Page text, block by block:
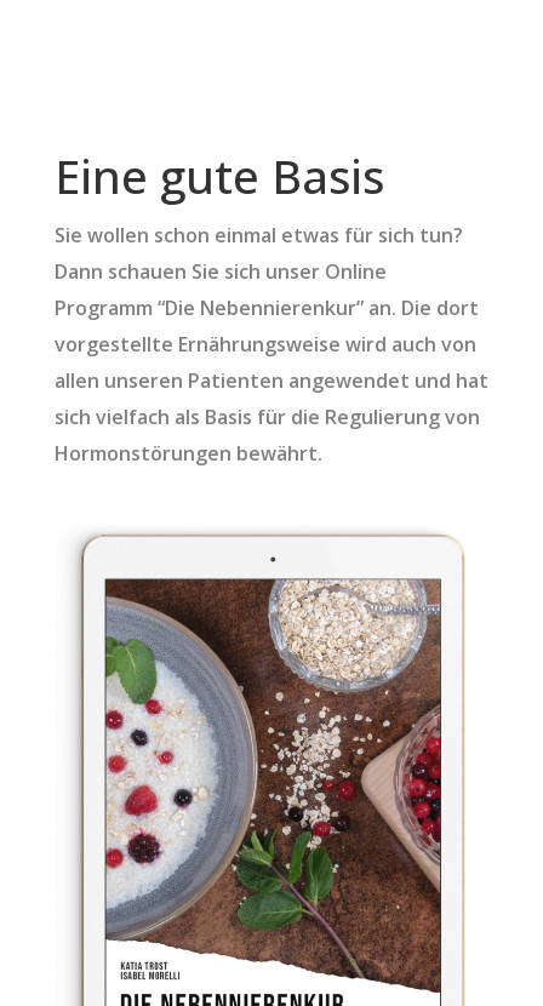
Eine gute Basis
Sie wollen schon einmal etwas für sich tun?
Dann schauen Sie sich unser Online
Programm “Die Nebennierenkur” an. Die dort
vorgestellte Ernährungsweise wird auch von
allen unseren Patienten angewendet und hat
sich vielfach als Basis für die Regulierung von
Hormonstörungen bewährt.